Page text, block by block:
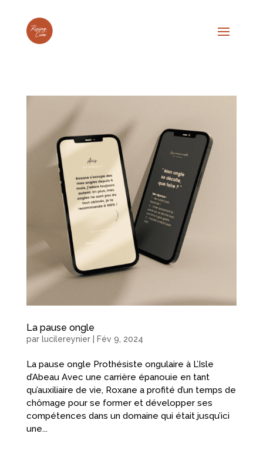
La pause ongle
par lucilereynier| Fév 9, 2024
La pause ongle Prothésiste ongulaire à L’Isle
d’Abeau Avec une carrière épanouie en tant
qu’auxiliaire de vie, Roxane a profité d’un temps de
chômage pour se former et développer ses
compétences dans un domaine qui était jusqu’ici
une...